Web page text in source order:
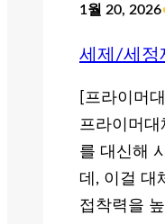
1월 20, 2026
세제/세정
[프라이머
프라이머
를 대신해
데, 이걸 대
접착력을